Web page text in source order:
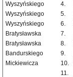
Wyszyńskiego
4.
Wyszyńskiego
5.
Wyszyńskiego
6.
Bratysławska
7.
Bratysławska
8.
Bandurskiego
9.
Mickiewicza
10.
11.